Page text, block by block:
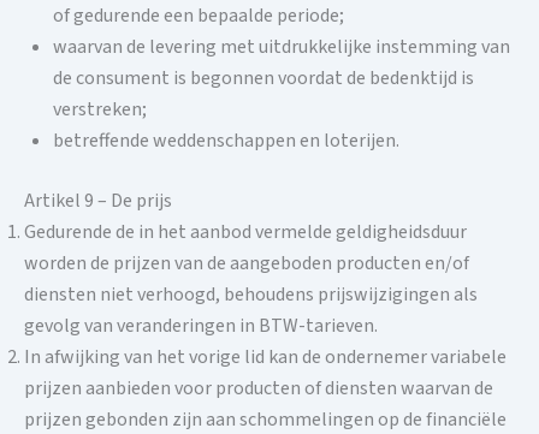
of gedurende een bepaalde periode;
waarvan de levering met uitdrukkelijke instemming van
de consument is begonnen voordat de bedenktijd is
verstreken;
betreffende weddenschappen en loterijen.
Artikel 9 – De prijs
Gedurende de in het aanbod vermelde geldigheidsduur
worden de prijzen van de aangeboden producten en/of
diensten niet verhoogd, behoudens prijswijzigingen als
gevolg van veranderingen in BTW-tarieven.
In afwijking van het vorige lid kan de ondernemer variabele
prijzen aanbieden voor producten of diensten waarvan de
prijzen gebonden zijn aan schommelingen op de financiële